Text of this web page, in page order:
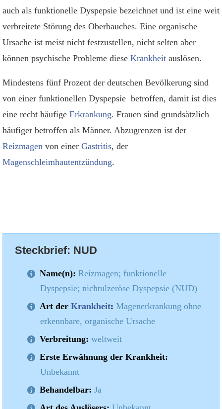
auch als funktionelle Dyspepsie bezeichnet und ist eine weit
verbreitete Störung des Oberbauches. Eine organische
Ursache ist meist nicht festzustellen, nicht selten aber
können psychische Probleme diese Krankheit auslösen.
Mindestens fünf Prozent der deutschen Bevölkerung sind
von einer funktionellen Dyspepsie betroffen, damit ist dies
eine recht häufige Erkrankung. Frauen sind grundsätzlich
häufiger betroffen als Männer. Abzugrenzen ist der
Reizmagen von einer Gastritis, der
Magenschleimhautentzündung.
Steckbrief: NUD
Name(n): Reizmagen; funktionelle
Dyspepsie; nichtulzeröse Dyspepsie (NUD)
Art der Krankheit: Magenerkrankung ohne
erkennbare, organische Ursache
Verbreitung: weltweit
Erste Erwähnung der Krankheit:
Unbekannt
Behandelbar: Ja